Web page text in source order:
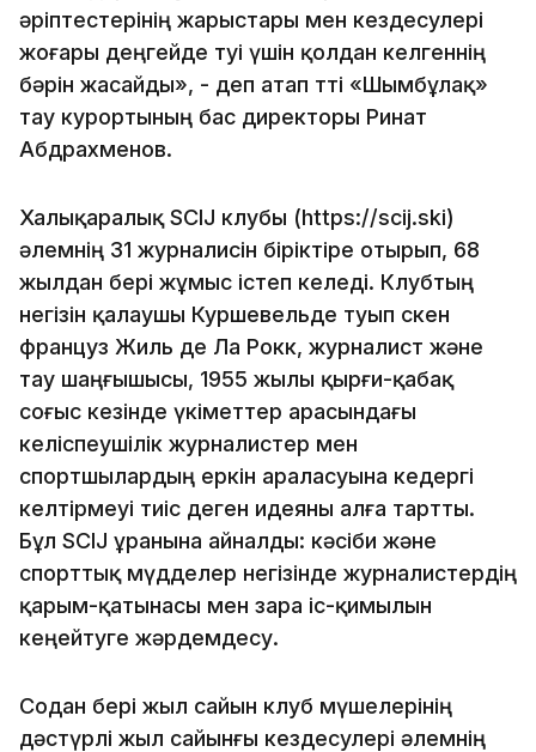
әріптестерінің жарыстары мен кездесулері
жоғары деңгейде өтуі үшін қолдан келгеннің
бәрін жасайды», - деп атап өтті «Шымбұлақ»
тау курортының бас директоры Ринат
Абдрахменов.
Халықаралық SCIJ клубы (https://scij.ski)
әлемнің 31 журналисін біріктіре отырып, 68
жылдан бері жұмыс істеп келеді. Клубтың
негізін қалаушы Куршевельде туып өскен
француз Жиль де Ла Рокк, журналист және
тау шаңғышысы, 1955 жылы қырғи-қабақ
соғыс кезінде үкіметтер арасындағы
келіспеушілік журналистер мен
спортшылардың еркін араласуына кедергі
келтірмеуі тиіс деген идеяны алға тартты.
Бұл SCIJ ұранына айналды: кәсіби және
спорттық мүдделер негізінде журналистердің
қарым-қатынасы мен өзара іс-қимылын
кеңейтуге жәрдемдесу.
Содан бері жыл сайын клуб мүшелерінің
дәстүрлі жыл сайынғы кездесулері әлемнің